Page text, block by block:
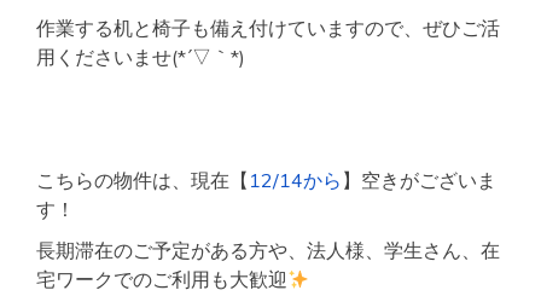
作業する机と椅子も備え付けていますので、ぜひご活
用くださいませ(*´▽｀*)
こちらの物件は、現在【 12/14から 】空きがございま
す！
長期滞在のご予定がある方や、法人様、学生さん、在
宅ワークでのご利用も大歓迎